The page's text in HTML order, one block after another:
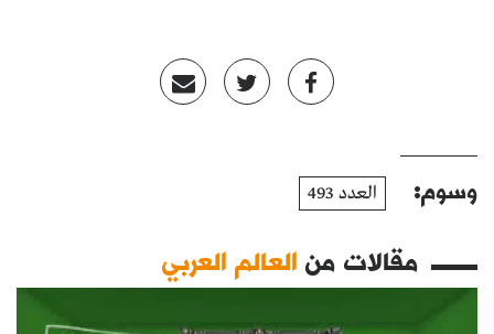
وسوم: العدد 493
مقالات منالعالم العربي